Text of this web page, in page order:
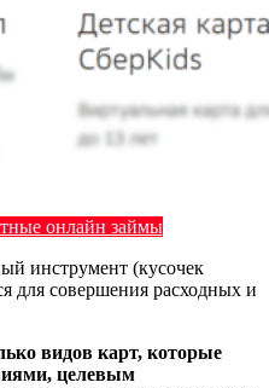
онлайн займы
инструмент (кусочек
для совершения расходных и
видов карт, которые
целевым